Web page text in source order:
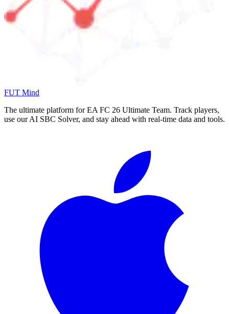
FUT Mind
The ultimate platform for EA FC 26 Ultimate Team. Track players,
use our AI SBC Solver, and stay ahead with real-time data and tools.